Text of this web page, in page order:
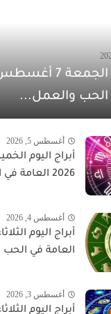
الحب والعمل...
أغسطس 5, 2026
2026 العامة في الحب والعمل...
أغسطس 4, 2026
العامة في
أغسطس 3, 2026